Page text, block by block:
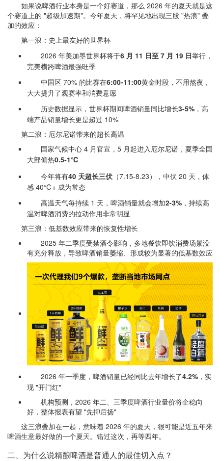
如果说啤酒行业本身是一个好赛道，那么 2026 年的夏天就是这
个赛道上的 "超级加速期"。今年夏天，将罕见地出现三股 "热浪" 叠
加的效应：
第一浪：史上最友好的世界杯
2026 年美加墨世界杯将于6 月 11 日至 7 月 19 日举行，
完美横跨啤酒最强旺季
中国区 70% 的比赛在6:00-11:00黄金时段，不用熬夜，
大大提升了观赛率和消费意愿
历史数据显示，世界杯期间啤酒销量同比增长3-5% ，高
端产品销量增长更是超过 10%
第二浪：厄尔尼诺带来的超长高温
国家气候中心 4 月官宣，5 月起进入厄尔尼诺，夏季全国
大部偏热0.5-1℃
今年将有40 天超长三伏 （7.15-8.23），中伏 20 天，体
感 40℃+ 成为常态
高温天气每持续 1 天，啤酒销量就会增加2-3% ，持续高
温对啤酒消费的拉动作用非常明显
第三浪：低基数效应带来的恢复性增长
2025 年二季度受禁酒令影响，多地餐饮即饮消费场景没
有充分释放，导致啤酒销量萎缩、形成较为显著的低基数效应
2026 年一季度，啤酒销量已经同比去年增长了4.2% ，实
现 "开门红"
机构预测，2026 年二、三季度啤酒行业量价将企稳向
好，整体报表有望 "先抑后扬"
这三浪叠加在一起，意味着 2026 年的夏天，很可能是近五年来
啤酒生意最好做的一个夏天。错过这次，再等四年。
二、为什么说精酿啤酒是普通人的最佳切入点？